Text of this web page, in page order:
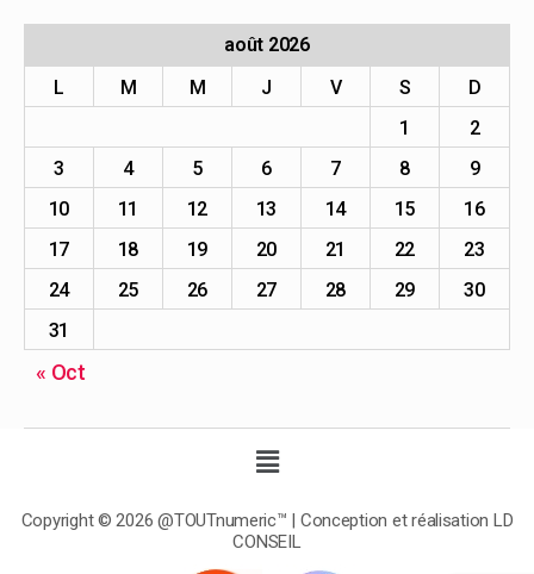
août 2026
L
M M J V S
D
1
2
3
4 5 6 7 8
9
10
11 12 13 14 15
16
17
18 19 20 21 22
23
24
25 26 27 28 29
30
31
« Oct
Copyright © 2026 @TOUTnumeric™ | Conception et réalisation LD
CONSEIL